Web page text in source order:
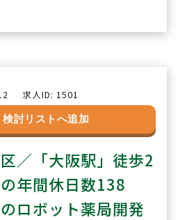
務を最大限ICT化し、
するマインドも最先端
さんは対人業務に集中
、患者様の「真のお困
解決に向けて業務を行
きます。
求人ID: 1501
検討リストへ追加
区／「大阪駅」徒歩2
年間休日数138
ロボット薬局開発